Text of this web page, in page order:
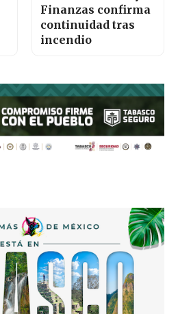
Finanzas confirma
continuidad tras
incendio